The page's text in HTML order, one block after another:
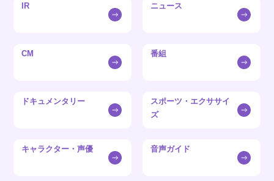
IR ニュース
CM 番組
ドキュメンタリー
スポーツ・エクササイ
ズ
キャラクター・声優 音声ガイド